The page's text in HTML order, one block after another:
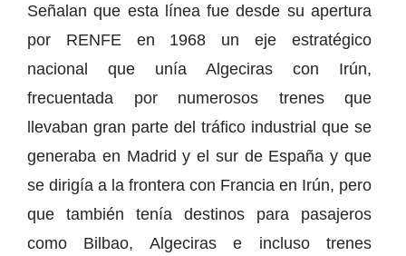
Señalan que esta línea fue desde su apertura
por RENFE en 1968 un eje estratégico
nacional que unía Algeciras con Irún,
frecuentada por numerosos trenes que
llevaban gran parte del tráfico industrial que se
generaba en Madrid y el sur de España y que
se dirigía a la frontera con Francia en Irún, pero
que también tenía destinos para pasajeros
como Bilbao, Algeciras e incluso trenes